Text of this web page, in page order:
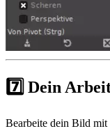
7️⃣ Dein
Bearbeite dein Bild mit